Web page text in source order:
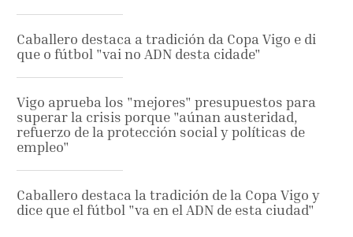
Caballero destaca a tradición da Copa Vigo e di
que o fútbol "vai no ADN desta cidade"
Vigo aprueba los "mejores" presupuestos para
superar la crisis porque "aúnan austeridad,
refuerzo de la protección social y políticas de
empleo"
Caballero destaca la tradición de la Copa Vigo y
dice que el fútbol "va en el ADN de esta ciudad"